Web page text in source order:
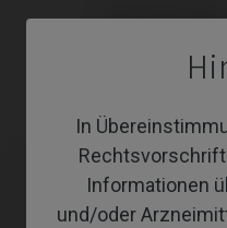
In
Informationen
und/oder
                      Custom Ti-Base